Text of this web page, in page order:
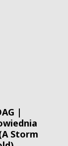
|
Storm